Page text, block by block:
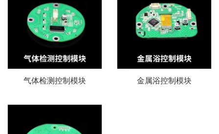
气体检测控制模块 金属浴控制模块